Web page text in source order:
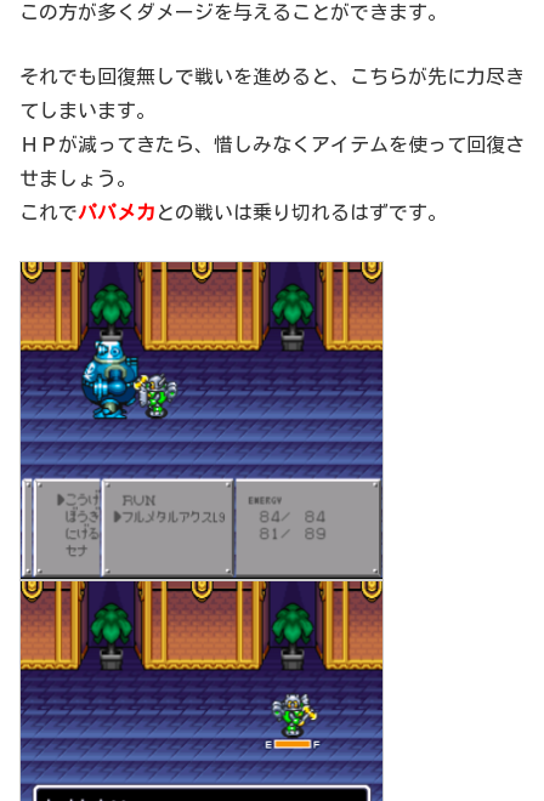
この方が多くダメージを与えることができます。
それでも回復無しで戦いを進めると、こちらが先に力尽き
てしまいます。
ＨＰが減ってきたら、惜しみなくアイテムを使って回復さ
せましょう。
これでパパメカ との戦いは乗り切れるはずです。